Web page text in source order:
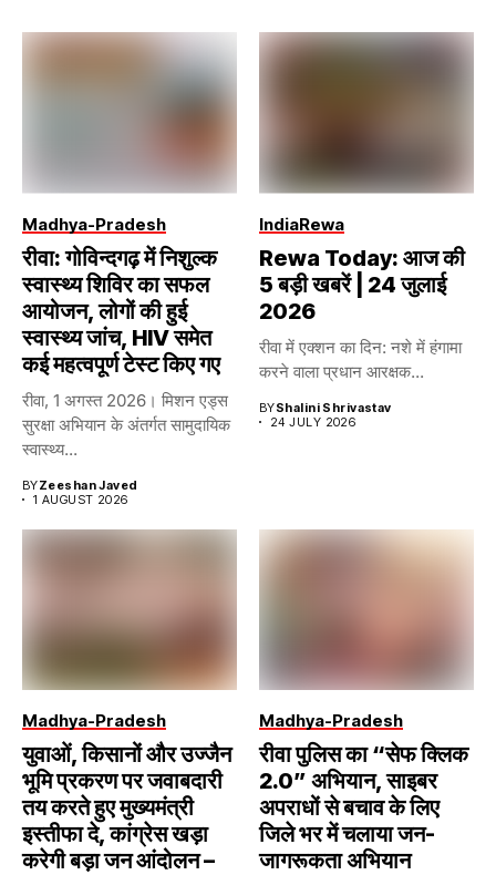
Madhya-Pradesh
रीवा: गोविन्दगढ़ में निशुल्क
स्वास्थ्य शिविर का सफल
आयोजन, लोगों की हुई
स्वास्थ्य जांच, HIV समेत
कई महत्वपूर्ण टेस्ट किए गए
रीवा, 1 अगस्त 2026। मिशन एड्स
सुरक्षा अभियान के अंतर्गत सामुदायिक
स्वास्थ्य...
BYZeeshan Javed
1 AUGUST 2026
IndiaRewa
Rewa Today: आज की
5 बड़ी खबरें | 24 जुलाई
2026
रीवा में एक्शन का दिन: नशे में हंगामा
करने वाला प्रधान आरक्षक...
BYShalini Shrivastav
24 JULY 2026
Madhya-Pradesh
युवाओं, किसानों और उज्जैन
भूमि प्रकरण पर जवाबदारी
तय करते हुए मुख्यमंत्री
इस्तीफा दे, कांग्रेस खड़ा
करेगी बड़ा जन आंदोलन –
Madhya-Pradesh
रीवा पुलिस का “सेफ क्लिक
2.0” अभियान, साइबर
अपराधों से बचाव के लिए
जिले भर में चलाया जन-
जागरूकता अभियान